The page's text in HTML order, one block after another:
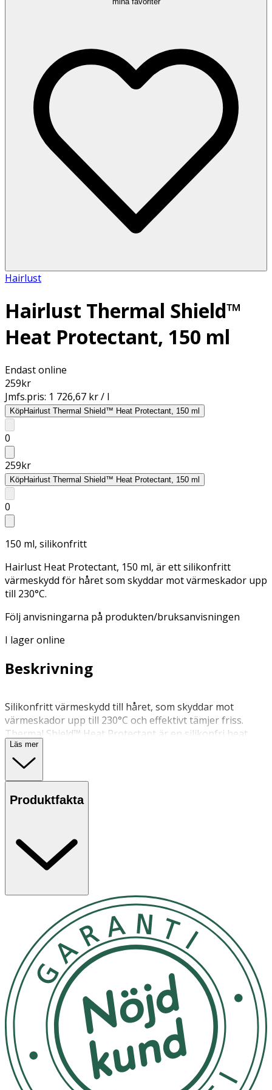
Hairlust
Hairlust Thermal Shield™
Heat Protectant, 150 ml
Endast online
259kr
Jmfs.pris: 1 726,67 kr / l
KöpHairlust Thermal Shield™ Heat Protectant, 150 ml
0
259kr
KöpHairlust Thermal Shield™ Heat Protectant, 150 ml
0
150 ml, silikonfritt
Hairlust Heat Protectant, 150 ml, är ett silikonfritt
värmeskydd för håret som skyddar mot värmeskador upp
till 230°C.
Följ anvisningarna på produkten/bruksanvisningen
I lager online
Beskrivning
Silikonfritt värmeskydd till håret, som skyddar mot
värmeskador upp till 230°C och effektivt tämjer friss.
Thermal Shield™ Heat Protectant är en silikonfri heat
protection spray som bildar en lätt och andningsbar
skyddande film runt varje enskilt hårstrå, så att håret
Som en effektiv värmeskyddande spray gör den håret
mjukt och smidigt samtidigt som det får en naturlig och
annat ekologisk aloe vera, glycerin och havreextrakt.
Ingredienserna hjälper till att bevara hårets naturliga
fuktbalans under värmestyling, minska friss och
Med 99% ingredienser av naturligt ursprung och utan
silikoner, uttorkande alkohol, sulfater får du en effektiv
och skonsam värmeskyddande spray till hår, som passar
alla hårtyper.
Skakas före användning. Spraya jämnt från rot till topp i
fuktigt eller torrt hår före styling. Använd produkten
varje gång innan håret utsätts för värme från hårtork,
plattång eller locktång, så att du säkerställer optimalt
värmeskydd till hår. Den fina fördelningen säkerställer en
jämn applicering och maximal effekt.
Förvara på en sval plats, skyddad från direkt solljus. Håll
flaskan väl tillsluten när den inte används.
Läs mer
Produktfakta